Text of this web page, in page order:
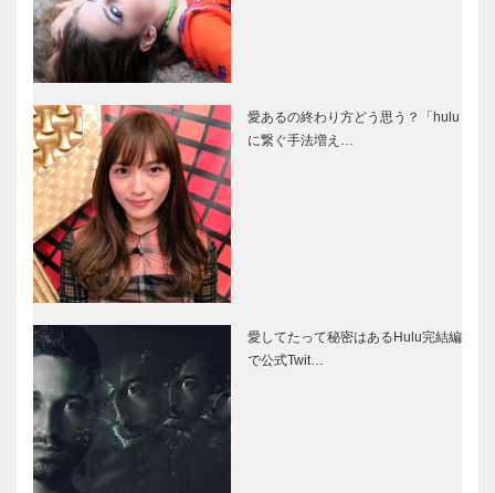
愛あるの終わり方どう思う？「hulu
に繋ぐ手法増え…
愛してたって秘密はあるHulu完結編
で公式Twit…